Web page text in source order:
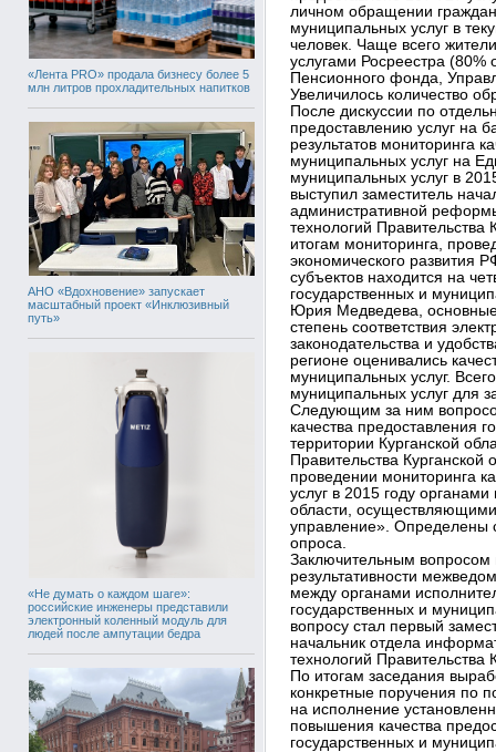
«Лента PRO» продала бизнесу более 5
млн литров прохладительных напитков
АНО «Вдохновение» запускает
масштабный проект «Инклюзивный
путь»
«Не думать о каждом шаге»:
российские инженеры представили
электронный коленный модуль для
людей после ампутации бедра
личном обращении
муниципальных услуг в
человек. Чаще всего
услугами Росреестра
Пенсионного фонда,
Увеличилось количество
После дискуссии по
предоставлению услуг на
результатов мониторинга
муниципальных услуг на
муниципальных услуг в
выступил заместитель
административной
технологий
итогам мониторинга,
экономического развития
субъектов находится на
государственных и
Юрия Медведева, основные
степень соответствия
законодательства и
регионе оценивались
муниципальных услуг.
муниципальных услуг для
Следующим за ним
качества предоставления
территории Курганской
Правительства
проведении мониторинга
услуг в 2015 году
области,
управление». Определены
опроса.
Заключительным вопросом
результативности
между органами
государственных и
вопросу стал первый
начальник отдела
технологий
По итогам заседания
конкретные поручения по
на исполнение
повышения качества
государственных и